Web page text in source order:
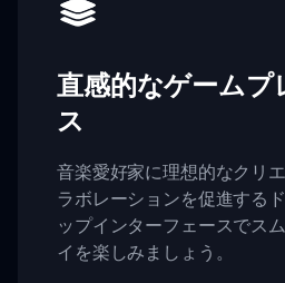
直感的なゲームプ
ス
音楽愛好家に理想的なクリ
ラボレーションを促進する
ップインターフェースでス
イを楽しみましょう。